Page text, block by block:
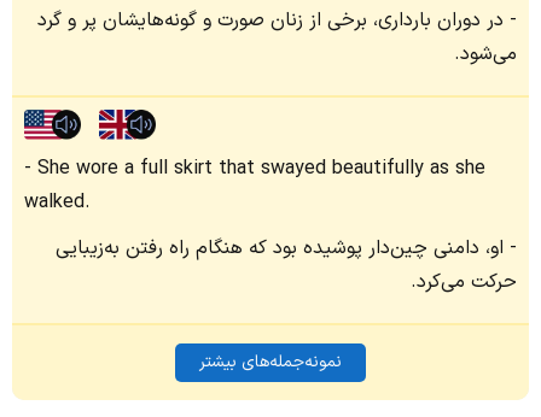
در دوران بارداری، برخی از زنان صورت و گونه‌هایشان پر و گرد
می‌شود.
She wore a full skirt that swayed beautifully as she
walked.
او، دامنی چین‌دار پوشیده بود که هنگام راه رفتن به‌زیبایی
حرکت می‌کرد.
نمونه‌جمله‌های بیشتر